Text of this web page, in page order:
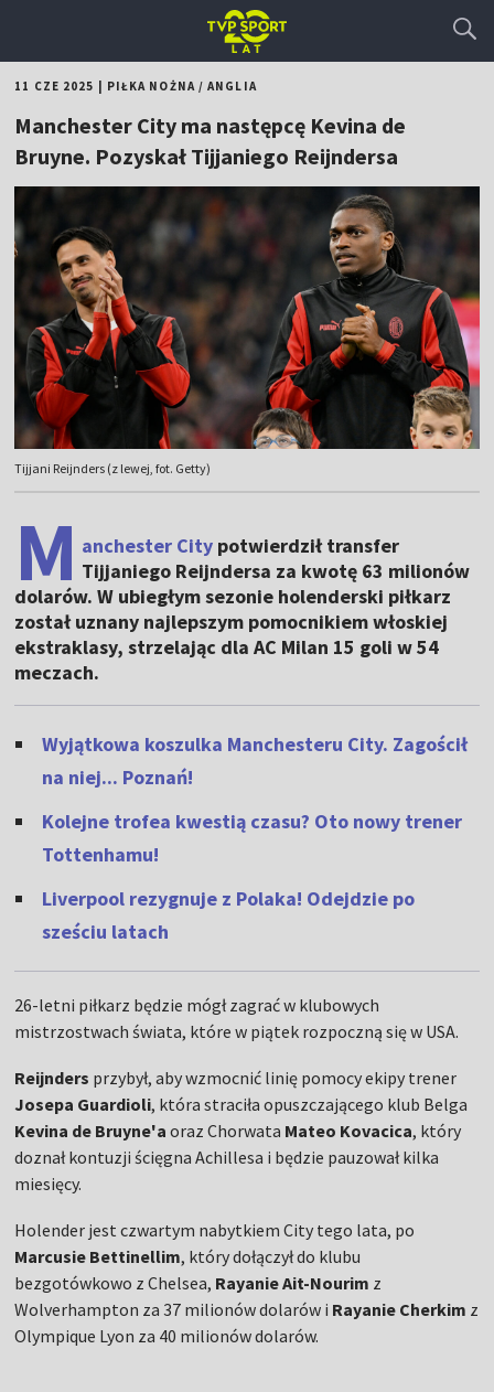
11 CZE 2025 PIŁKA NOŻNA/ANGLIA
Manchester City ma następcę Kevina de
Bruyne. Pozyskał Tijjaniego Reijndersa
Tijjani Reijnders (z lewej, fot. Getty)
M anchester City potwierdził transfer
Tijjaniego Reijndersa za kwotę 63 milionów
dolarów. W ubiegłym sezonie holenderski piłkarz
został uznany najlepszym pomocnikiem włoskiej
ekstraklasy, strzelając dla AC Milan 15 goli w 54
meczach.
Wyjątkowa koszulka Manchesteru City. Zagościł
na niej... Poznań!
Kolejne trofea kwestią czasu? Oto nowy trener
Tottenhamu!
Liverpool rezygnuje z Polaka! Odejdzie po
sześciu latach
26-letni piłkarz będzie mógł zagrać w klubowych
mistrzostwach świata, które w piątek rozpoczną się w USA.
Reijnders przybył, aby wzmocnić linię pomocy ekipy trener
Josepa Guardioli, która straciła opuszczającego klub Belga
Kevina de Bruyne'a oraz Chorwata Mateo Kovacica, który
doznał kontuzji ścięgna Achillesa i będzie pauzował kilka
miesięcy.
Holender jest czwartym nabytkiem City tego lata, po
Marcusie Bettinellim, który dołączył do klubu
bezgotówkowo z Chelsea, Rayanie Ait-Nourim z
Wolverhampton za 37 milionów dolarów i Rayanie Cherkim z
Olympique Lyon za 40 milionów dolarów.